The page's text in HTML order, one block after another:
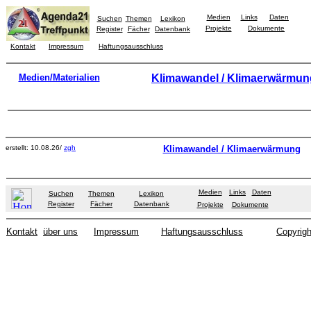
Suchen Themen
Lexikon
Register
Fächer Datenbank
Medien Links
Daten
Projekte
Dokumente
Kontakt Impressum Haftungsausschluss
Medien/Materialien Klimawandel /
erstellt: 10.08.26/ zgh Klimawandel / Klimaerwärmung
Suchen Themen
Lexikon
Register
Fächer Datenbank
Medien Links
Daten
Projekte
Dokumente
Kontakt über uns Impressum Haftungsausschluss